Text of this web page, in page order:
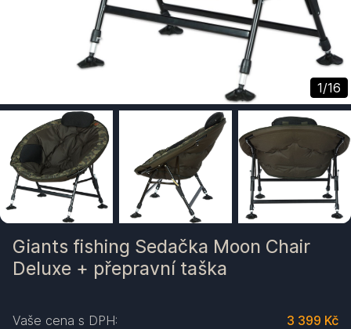
1/16
Giants fishing Sedačka Moon Chair
Deluxe + přepravní taška
Vaše cena s DPH: 3 399 Kč